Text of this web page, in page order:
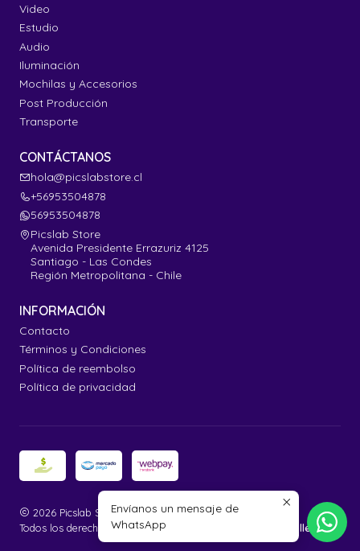
Video
Estudio
Audio
Iluminación
Mochilas y Accesorios
Post Producción
Transporte
CONTÁCTANOS
hola@picslabstore.cl
+56953504878
56953504878
Picslab Store
Avenida Presidente Errazuriz 4125
Santiago - Las Condes
Región Metropolitana - Chile
INFORMACIÓN
Contacto
Términos y Condiciones
Política de reembolso
Política de privacidad
2026 Picslab Store.
Todos los derechos reservados.
Desarrollado por Jumpseller .
Envíanos un mensaje de
WhatsApp